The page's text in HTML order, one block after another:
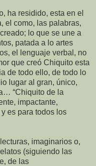
ha residido, esta en el
el como, las palabras,
lo que se une a
patada a lo artes
el lenguaje verbal, no
que creó Chiquito esta
de todo ello, de todo lo
lugar al gran, único,
“Chiquito de la
impactante,
es para todos los
imaginarios o,
(siguiendo las
de las